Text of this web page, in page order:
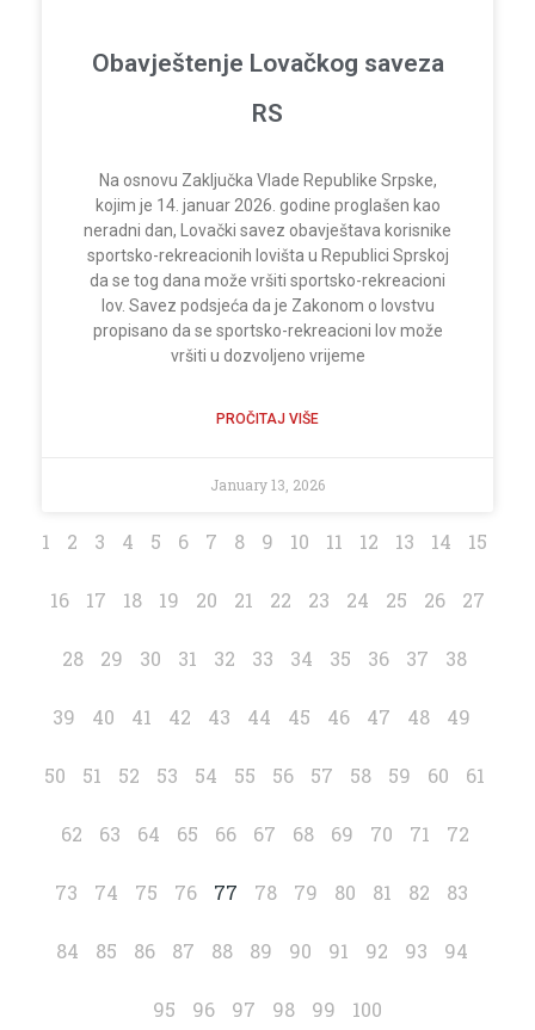
Obavještenje Lovačkog saveza
RS
Na osnovu Zaključka Vlade Republike Srpske,
kojim je 14. januar 2026. godine proglašen kao
neradni dan, Lovački savez obavještava korisnike
sportsko-rekreacionih lovišta u Republici Sprskoj
da se tog dana može vršiti sportsko-rekreacioni
lov. Savez podsjeća da je Zakonom o lovstvu
propisano da se sportsko-rekreacioni lov može
vršiti u dozvoljeno vrijeme
PROČITAJ VIŠE
January 13, 2026
1 2 3 4 5 6 7 8 9 10 11 12 13 14 15
16 17 18 19 20 21 22 23 24 25 26 27
28 29 30 31 32 33 34 35 36 37 38
39 40 41 42 43 44 45 46 47 48 49
50 51 52 53 54 55 56 57 58 59 60 61
62 63 64 65 66 67 68 69 70 71 72
73 74 75 76 77 78 79 80 81 82 83
84 85 86 87 88 89 90 91 92 93 94
95 96 97 98 99 100